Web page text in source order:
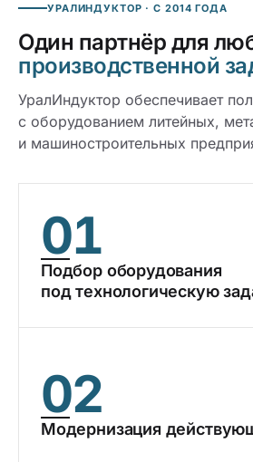
УРАЛИНДУКТОР · С 2014 ГОДА
Один партнёр для
производственной
УралИндуктор обеспечивает
с оборудованием литейных,
и машиностроительных
01
Подбор оборудования
под технологическую
02
Модернизация